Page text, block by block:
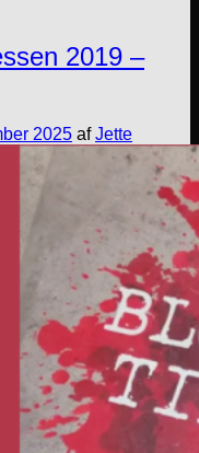
2019 –
2025 afJette